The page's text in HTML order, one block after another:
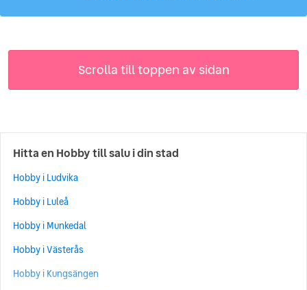
Scrolla till toppen av sidan
Hitta en Hobby till salu i din stad
Hobby i Ludvika
Hobby i Luleå
Hobby i Munkedal
Hobby i Västerås
Hobby i Kungsängen